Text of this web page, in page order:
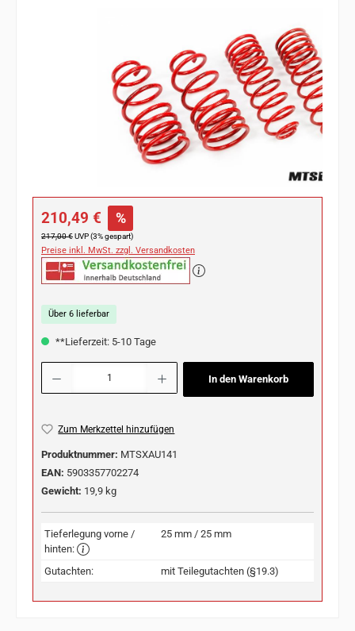
Verkaufspreis:
210,49 € %
Regulärer Preis:
217,00 €UVP (3% gespart)
Preise inkl. MwSt. zzgl. Versandkosten
Über 6 lieferbar
**Lieferzeit: 5-10 Tage
Produkt Anzahl: Gib den gewünschten Wert ein oder benutze die Schaltflächen
In den Warenkorb
Zum Merkzettel hinzufügen
Produktnummer: MTSXAU141
EAN: 5903357702274
Gewicht: 19,9 kg
Tieferlegung vorne /
hinten:
25 mm / 25 mm
Gutachten: mit Teilegutachten (§19.3)